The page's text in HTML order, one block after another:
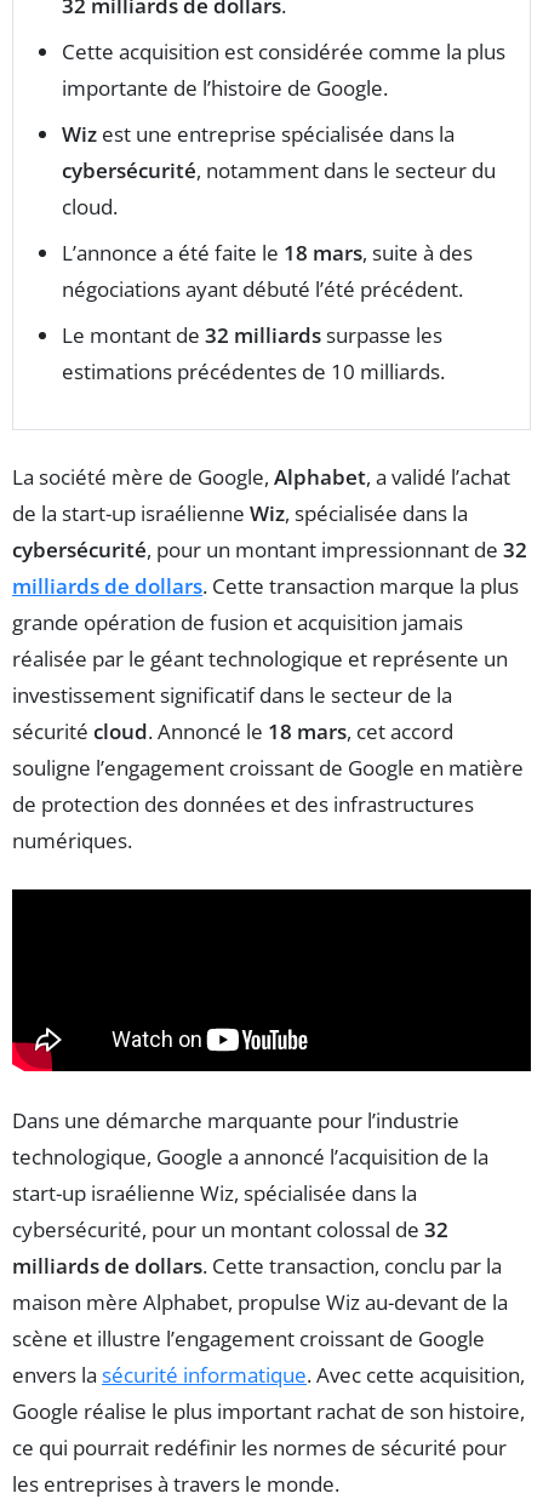
32 milliards de dollars.
Cette acquisition est considérée comme la plus
importante de l’histoire de Google.
Wiz est une entreprise spécialisée dans la
cybersécurité, notamment dans le secteur du
cloud.
L’annonce a été faite le 18 mars, suite à des
négociations ayant débuté l’été précédent.
Le montant de 32 milliardssurpasse les
estimations précédentes de 10 milliards.
La société mère de Google, Alphabet, a validé l’achat
de la start-up israélienne Wiz, spécialisée dans la
cybersécurité, pour un montant impressionnant de 32
milliards de dollars. Cette transaction marque la plus
grande opération de fusion et acquisition jamais
réalisée par le géant technologique et représente un
investissement significatif dans le secteur de la
sécurité cloud. Annoncé le 18 mars, cet accord
souligne l’engagement croissant de Google en matière
de protection des données et des infrastructures
numériques.
Dans une démarche marquante pour l’industrie
technologique, Google a annoncé l’acquisition de la
start-up israélienne Wiz, spécialisée dans la
cybersécurité, pour un montant colossal de 32
milliards de dollars. Cette transaction, conclu par la
maison mère Alphabet, propulse Wiz au-devant de la
scène et illustre l’engagement croissant de Google
envers la sécurité informatique. Avec cette acquisition,
Google réalise le plus important rachat de son histoire,
ce qui pourrait redéfinir les normes de sécurité pour
les entreprises à travers le monde.